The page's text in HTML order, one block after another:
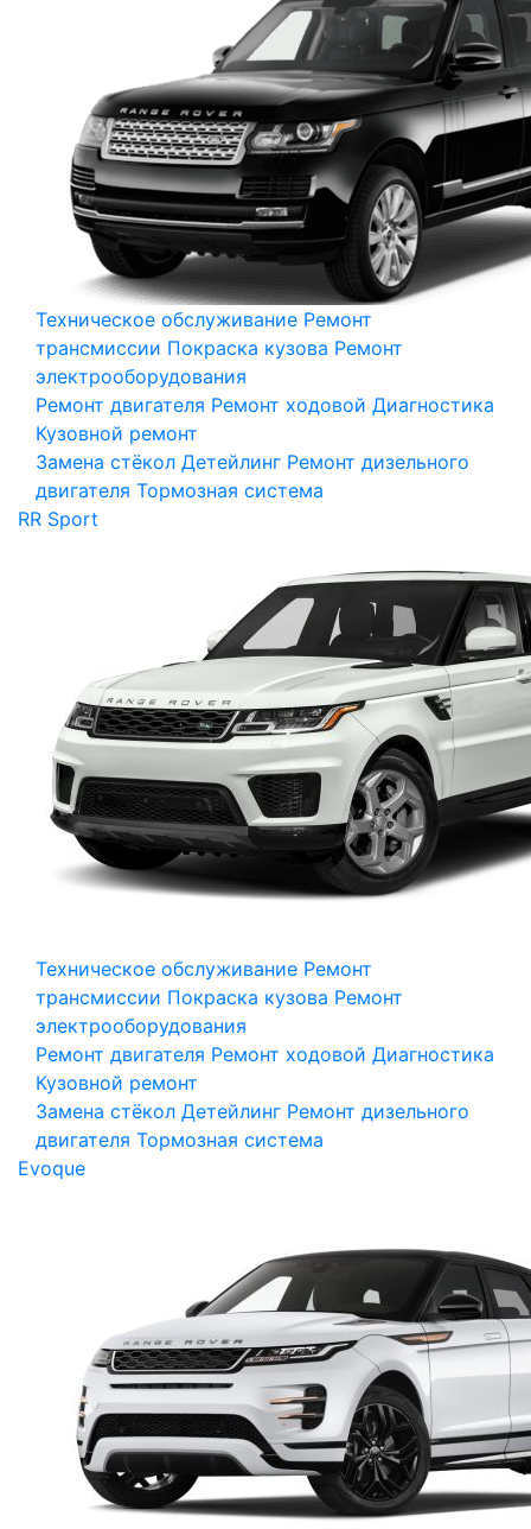
Техническое обслуживание Ремонт
трансмиссии Покраска кузова Ремонт
электрооборудования
Ремонт двигателя Ремонт ходовой Диагностика
Кузовной ремонт
Замена стёкол Детейлинг Ремонт дизельного
двигателя Тормозная система
RR Sport
Техническое обслуживание Ремонт
трансмиссии Покраска кузова Ремонт
электрооборудования
Ремонт двигателя Ремонт ходовой Диагностика
Кузовной ремонт
Замена стёкол Детейлинг Ремонт дизельного
двигателя Тормозная система
Evoque